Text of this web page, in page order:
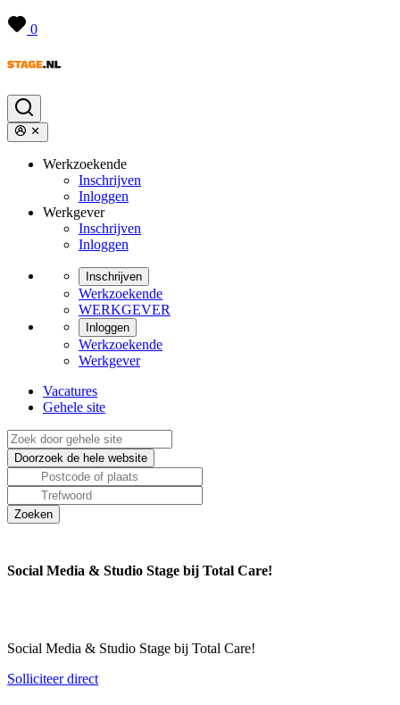
0
Werkzoekende
Inschrijven
Inloggen
Werkgever
Inschrijven
Inloggen
Inschrijven
Werkzoekende
WERKGEVER
Inloggen
Werkzoekende
Werkgever
Vacatures
Gehele site
Social Media & Studio Stage bij Total Care!
Social Media & Studio Stage bij Total Care!
Solliciteer direct